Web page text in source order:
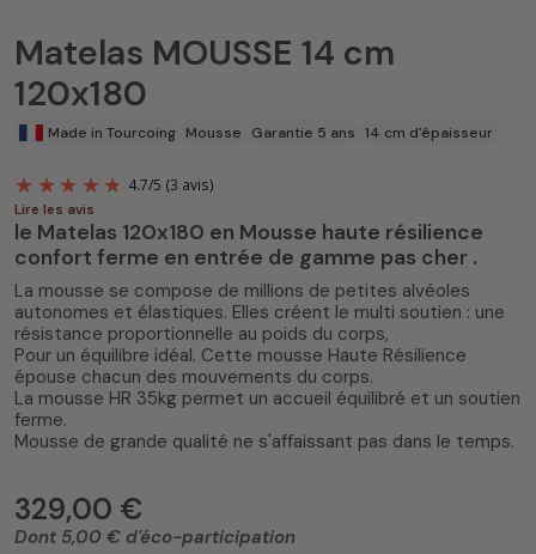
Matelas MOUSSE 14 cm
120x180
4.7/ 5(3 avis)
Made in Tourcoing Mousse Garantie 5 ans 14 cm d'épaisseur
Lire les avis
le Matelas 120x180 en Mousse haute résilience
confort ferme en entrée de gamme pas cher .
La mousse se compose de millions de petites alvéoles
autonomes et élastiques. Elles créent le multi soutien : une
résistance proportionnelle au poids du corps,
Pour un équilibre idéal. Cette mousse Haute Résilience
épouse chacun des mouvements du corps.
La mousse HR 35kg permet un accueil équilibré et un soutien
ferme.
Mousse de grande qualité ne s'affaissant pas dans le temps.
329,00 €
Dont 5,00 € d'éco-participation